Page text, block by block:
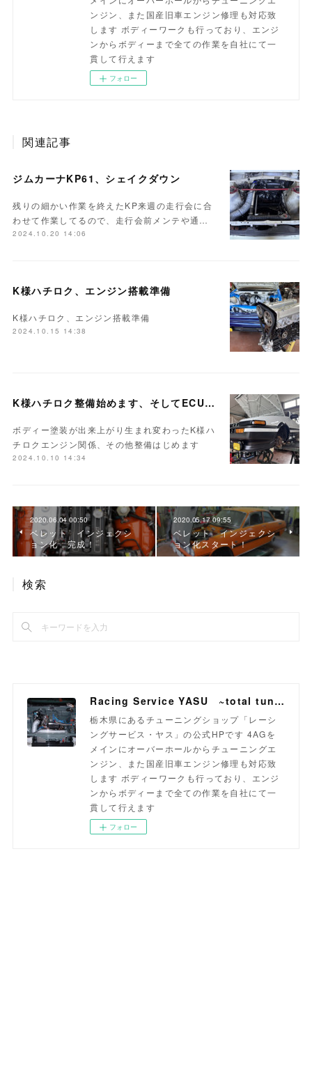
ンジン、また国産旧車エンジン修理も対応致
します ボディーワークも行っており、エンジ
ンからボディーまで全ての作業を自社にて一
貫して行えます
フォロー
関連記事
ジムカーナKP61、シェイクダウン
残りの細かい作業を終えたKP来週の走行会に合
わせて作業してるので、走行会前メンテや通…
2024.10.20 14:06
K様ハチロク、エンジン搭載準備
K様ハチロク、エンジン搭載準備
2024.10.15 14:38
K様ハチロク整備始めます、そしてECUセッティング
ボディー塗装が出来上がり生まれ変わったK様ハ
チロクエンジン関係、その他整備はじめます
2024.10.10 14:34
2020.06.04 00:50
ベレット インジェクシ
ョン化 完成！
2020.05.17 09:55
ベレット インジェクシ
ョン化スタート！
検索
Racing Service YASU ~total tuning proshop~
栃木県にあるチューニングショップ「レーシ
ングサービス・ヤス」の公式HPです 4AGを
メインにオーバーホールからチューニングエ
ンジン、また国産旧車エンジン修理も対応致
します ボディーワークも行っており、エンジ
ンからボディーまで全ての作業を自社にて一
貫して行えます
フォロー